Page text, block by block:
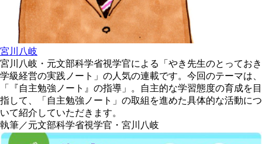
宮川八岐
宮川八岐・元文部科学省視学官による「やき先生のとっておき
学級経営の実践ノート」の人気の連載です。今回のテーマは、
「『自主勉強ノート』の指導」。自主的な学習態度の育成を目
指して、「自主勉強ノート」の取組を進めた具体的な活動につ
いて紹介していただきます。
執筆／元文部科学省視学官・宮川八岐